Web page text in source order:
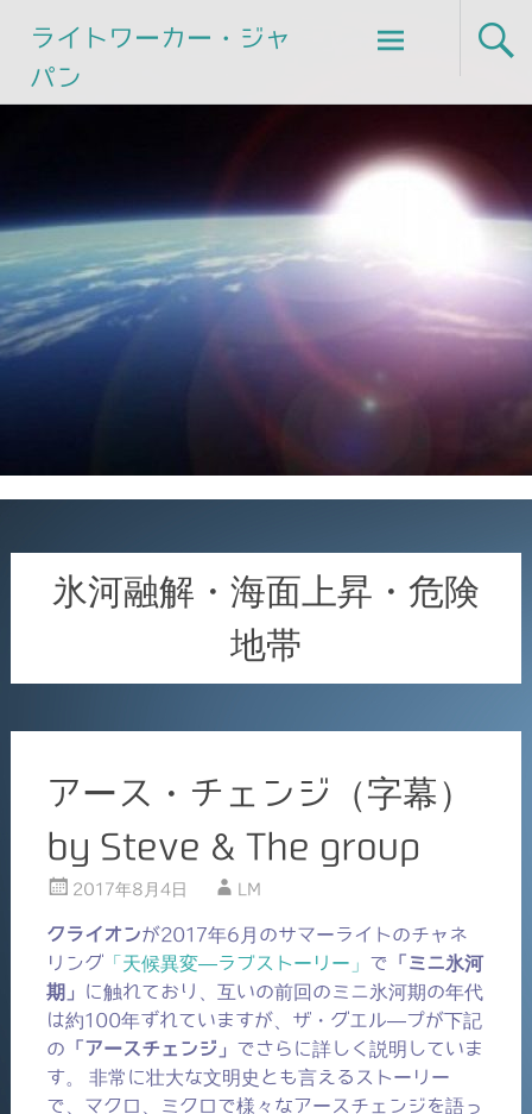
ライトワーカー・ジャ
パン
Skip
to
氷河融解・海面上昇・危険
地帯
アース・チェンジ（字幕）
by Steve & The group
2017年8月4日 LM
クライオンが2017年6月のサマーライトのチャネ
リング「天候異変―ラブストーリー」 で 「ミニ氷河
期」
に触れており、互いの前回のミニ氷河期の年代
は約100年ずれていますが、ザ・グエル―プが下記
の 「アースチェンジ」 でさらに詳しく説明していま
す。 非常に壮大な文明史とも言えるストーリー
で、マクロ、ミクロで様々なアースチェンジを語っ